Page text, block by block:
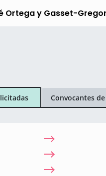
Ortega y Gasset-
Convocantes